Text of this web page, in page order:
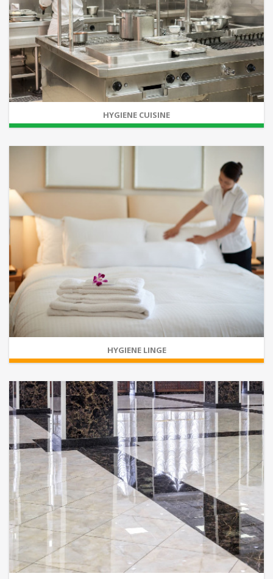
HYGIENE CUISINE
HYGIENE LINGE